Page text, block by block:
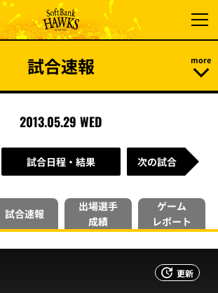
試合速報
2013.05.29 WED
試合日程・結果 次の試合
試合速報
出場選手
成績
ゲーム
レポート
更新